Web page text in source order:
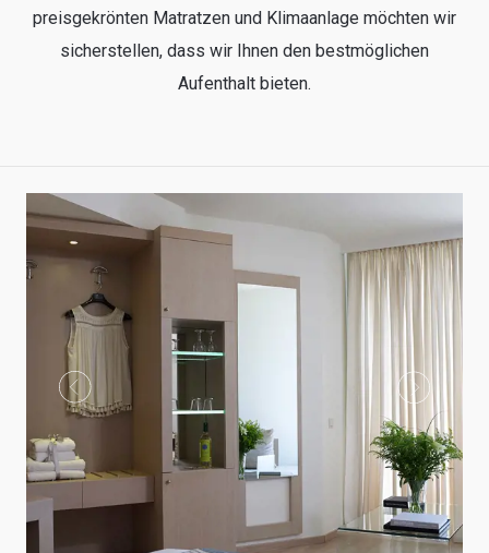
preisgekrönten Matratzen und Klimaanlage möchten wir
sicherstellen, dass wir Ihnen den bestmöglichen
Aufenthalt bieten.